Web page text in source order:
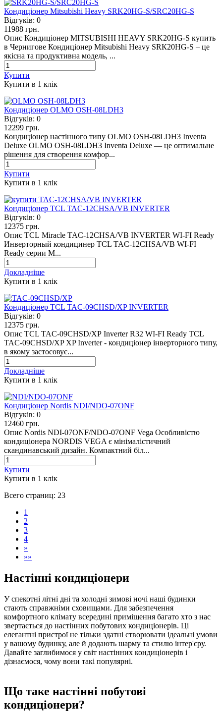
Кондиціонер Mitsubishi Heavy SRK20HG-S/SRC20HG-S
Відгуків: 0
11988 грн.
Опис Кондиціонер MITSUBISHI HEAVY SRK20HG-S купить
в Чернигове Кондиціонер Mitsubishi Heavy SRК20HG-S – це
якісна та продуктивна модель, ...
Купити
Купити в 1 клiк
Кондиціонер OLMO OSH-08LDH3
Відгуків: 0
12299 грн.
Кондиціонер настінного типу OLMO OSH-08LDH3 Inventa
Deluxe OLMO OSH-08LDH3 Inventa Deluxe — це оптимальне
рішення для створення комфор...
Купити
Купити в 1 клiк
Кондиціонер TCL TAC-12CHSA/VB INVERTER
Відгуків: 0
12375 грн.
Опис TCL Miracle TAC-12CHSA/VB INVERTER WI-FI Ready
Инверторный кондицинер TCL TAC-12CHSA/VB WI-FI
Ready серии M...
Докладніше
Купити в 1 клiк
Кондиціонер TCL TAC-09CHSD/XP INVERTER
Відгуків: 0
12375 грн.
Опис TCL TAC-09CHSD/XP Inverter R32 WI-FI Ready TCL
TAC-09CHSD/XP XP Inverter - кондиціонер інверторного типу,
в якому застосовує...
Докладніше
Купити в 1 клiк
Кондиціонер Nordis NDI/NDO-07ONF
Відгуків: 0
12460 грн.
Опис Nordis NDI-07ONF/NDO-07ONF Vega Особливістю
кондиціонера NORDIS VEGA є мінімалістичний
скандинавський дизайн. Компактний біл...
Купити
Купити в 1 клiк
Всего страниц: 23
1
2
3
4
»
»»
Настінні кондиціонери
У спекотні літні дні та холодні зимові ночі наші будинки
стають справжніми сховищами. Для забезпечення
комфортного клімату всередині приміщення багато хто з нас
звертається до настінних побутових кондиціонерів. Ці
елегантні пристрої не тільки здатні створювати ідеальні умови
у вашому будинку, але й додають шарму та стилю інтер'єру.
Давайте заглибимося у світ настінних кондиціонерів і
дізнаємося, чому вони такі популярні.
Що таке настінні побутові
кондиціонери?